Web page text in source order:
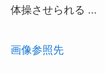
画像参照先